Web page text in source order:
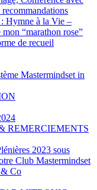
Hymne à la Vie –
“marathon rose”
de recueil
Mastermindset in
REMERCIEMENTS
2023 sous
Club Mastermindset
& Co